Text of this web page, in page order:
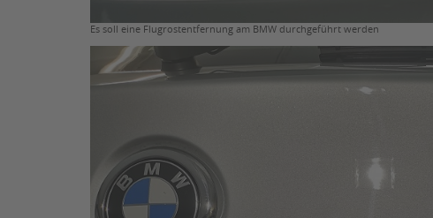
Es soll eine Flugrostentfernung am BMW durchgeführt werden